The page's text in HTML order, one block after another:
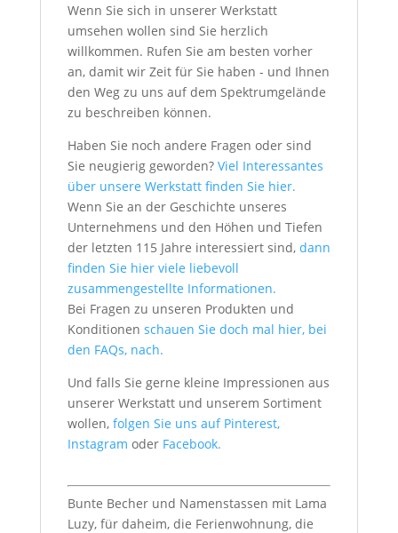
Wenn Sie sich in unserer Werkstatt
umsehen wollen sind Sie herzlich
willkommen. Rufen Sie am besten vorher
an, damit wir Zeit für Sie haben - und Ihnen
den Weg zu uns auf dem Spektrumgelände
zu beschreiben können.
Haben Sie noch andere Fragen oder sind
Sie neugierig geworden?Viel Interessantes
über unsere Werkstatt finden Sie hier.
Wenn Sie an der Geschichte unseres
Unternehmens und den Höhen und Tiefen
der letzten 115 Jahre interessiert sind, dann
finden Sie hier viele liebevoll
zusammengestellte Informationen.
Bei Fragen zu unseren Produkten und
Konditionen schauen Sie doch mal hier, bei
den FAQs, nach.
Und falls Sie gerne kleine Impressionen aus
unserer Werkstatt und unserem Sortiment
wollen,folgen Sie uns auf Pinterest,
Instagram oder Facebook.
Bunte Becher und Namenstassen mit Lama
Luzy, für daheim, die Ferienwohnung, die